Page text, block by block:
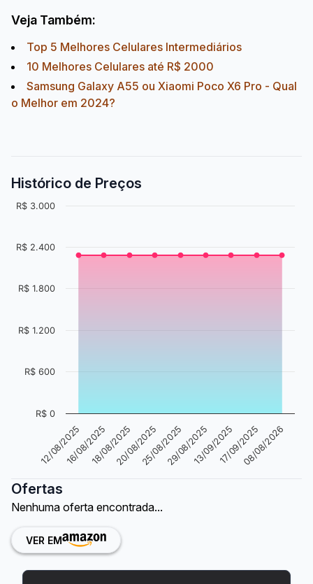
Veja Também:
Top 5 Melhores Celulares Intermediários
10 Melhores Celulares até R$ 2000
Samsung Galaxy A55 ou Xiaomi Poco X6 Pro - Qual
o Melhor em 2024?
Histórico de Preços
12/08/202516/08/202518/08/202520/08/202525/08/202529/08/202513/09/202517/09/202508/08/2026
R$ 0
R$ 600
R$ 1.200
R$ 1.800
R$ 2.400
R$ 3.000
Ofertas
Nenhuma oferta encontrada...
VER EM